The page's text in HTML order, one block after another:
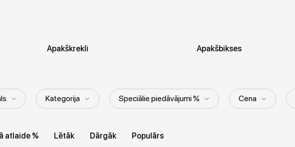
Apakškrekli Apakšbikses
Kategorija Speciālie piedāvājumi % Cena
atlaide % Lētāk Dārgāk Populārs